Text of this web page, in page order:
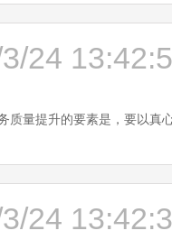
24
质量提升的要素是，要以
24